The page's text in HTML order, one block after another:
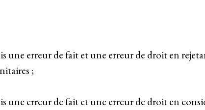
une erreur de fait et une erreur de droit en
;
une erreur de fait et une erreur de droit en